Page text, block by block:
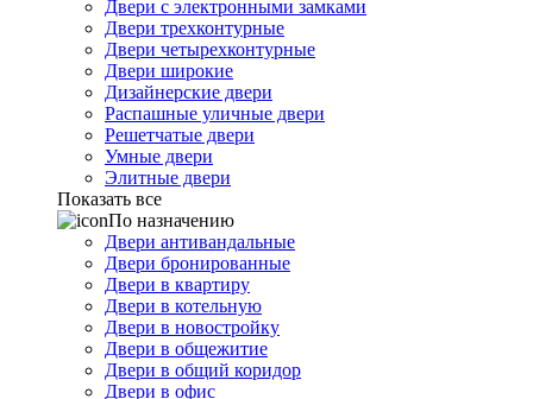
Двери с электронными замками
Двери трехконтурные
Двери четырехконтурные
Двери широкие
Дизайнерские двери
Распашные уличные двери
Решетчатые двери
Умные двери
Элитные двери
Показать все
По назначению
Двери антивандальные
Двери бронированные
Двери в квартиру
Двери в котельную
Двери в новостройку
Двери в общежитие
Двери в общий коридор
Двери в офис